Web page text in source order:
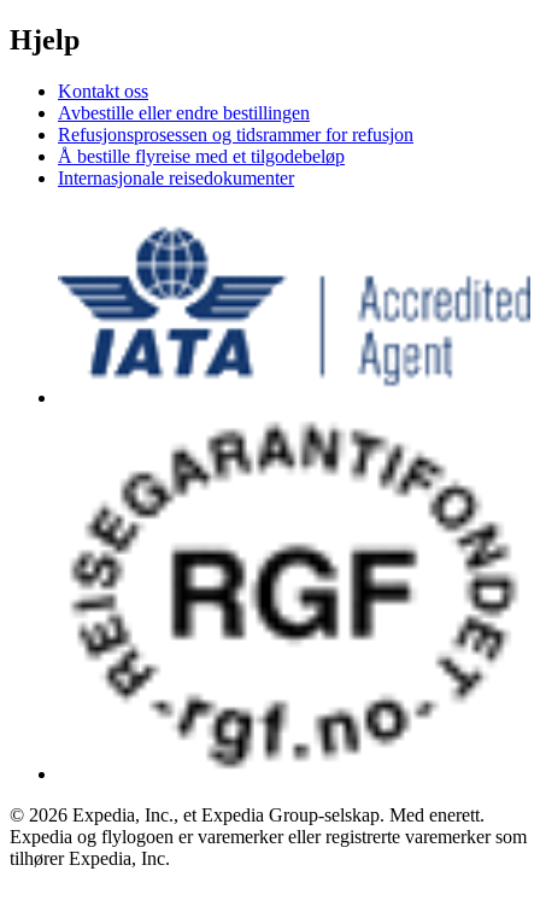
Hjelp
Kontakt oss
Avbestille eller endre bestillingen
Refusjonsprosessen og tidsrammer for refusjon
Å bestille flyreise med et tilgodebeløp
Internasjonale reisedokumenter
© 2026 Expedia, Inc., et Expedia Group-selskap. Med enerett.
Expedia og flylogoen er varemerker eller registrerte varemerker som
tilhører Expedia, Inc.